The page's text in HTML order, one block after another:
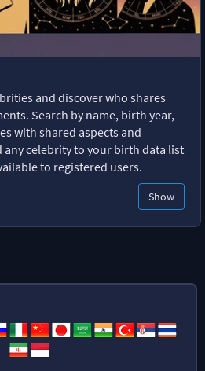
and discover who shares
Search by name, birth year,
with shared aspects and
celebrity to your birth data list
to registered users.
Show